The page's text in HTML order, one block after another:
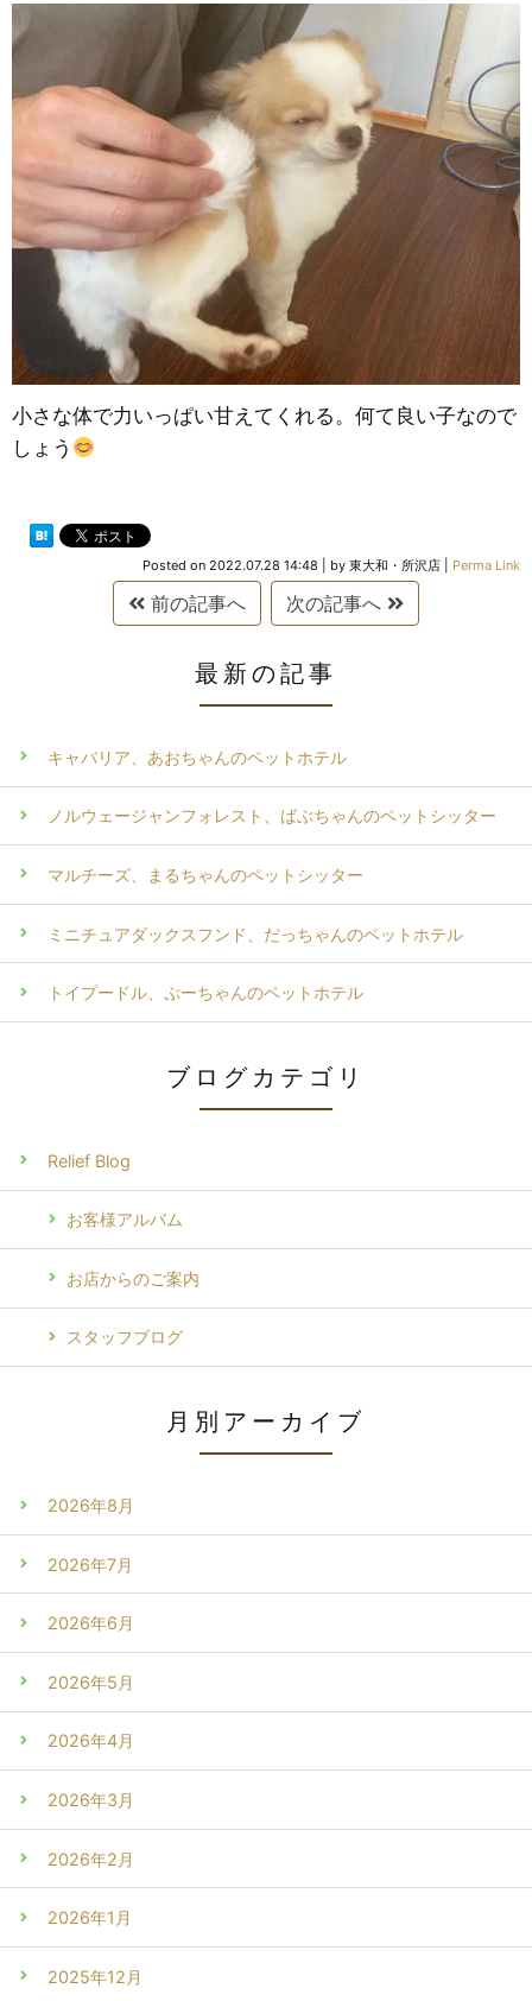
小さな体で力いっぱい甘えてくれる。何て良い子なので
しょう
Posted on 2022.07.28 14:48 by 東大和・所沢店 Perma Link
前の記事へ 次の記事へ
最新の記事
キャバリア、あおちゃんのペットホテル
ノルウェージャンフォレスト、ばぶちゃんのペットシッター
マルチーズ、まるちゃんのペットシッター
ミニチュアダックスフンド、だっちゃんのペットホテル
トイプードル、ぷーちゃんのペットホテル
ブログカテゴリ
Relief Blog
お客様アルバム
お店からのご案内
スタッフブログ
月別アーカイブ
2026年8月
2026年7月
2026年6月
2026年5月
2026年4月
2026年3月
2026年2月
2026年1月
2025年12月